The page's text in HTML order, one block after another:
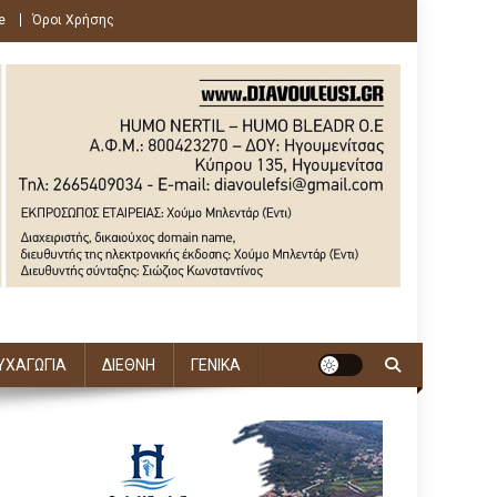
Όροι Χρήσης
ΔΙΕΘΝΗ ΓΕΝΙΚΑ